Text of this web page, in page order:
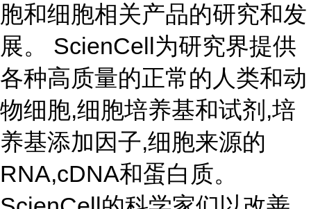
胞和细胞相关产品的研究和发
展。 ScienCell为研究界提供
各种高质量的正常的人类和动
物细胞,细胞培养基和试剂,培
养基添加因子,细胞来源的
RNA,cDNA和蛋白质。